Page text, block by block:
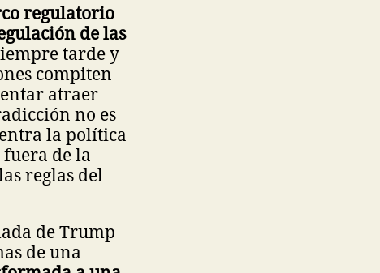
regulatorio
de las
tarde y
compiten
atraer
no es
la política
de la
reglas del
de Trump
de una